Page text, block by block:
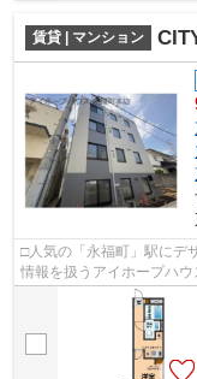
賃貸 | マンション
□人気の「永福町」駅にデ
情報を扱うアイホープハウ
と見つかります。お電話